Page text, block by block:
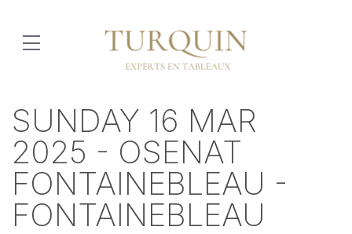
SUNDAY 16 MAR
2025 - OSENAT
FONTAINEBLEAU -
FONTAINEBLEAU